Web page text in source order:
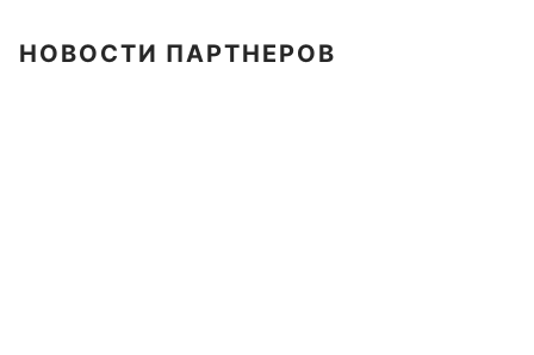
НОВОСТИ ПАРТНЕРОВ